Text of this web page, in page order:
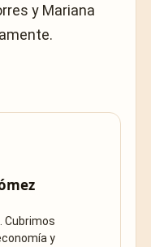
y Mariana
Cubrimos
y